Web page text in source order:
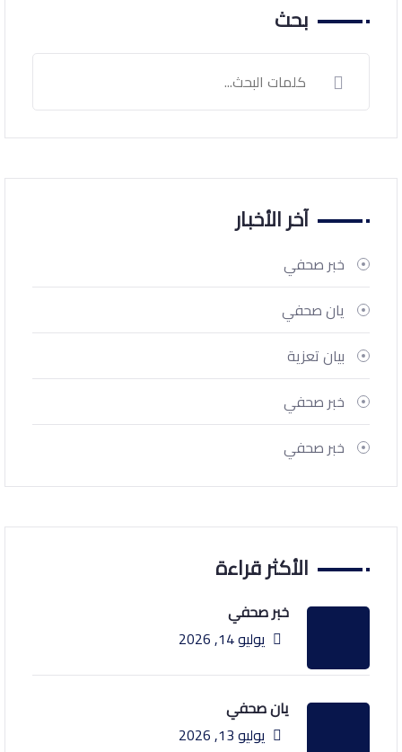
بحث
آخر الأخبار
خبر صحفي
يان صحفي
بيان تعزية
خبر صحفي
خبر صحفي
الأكثر قراءة
خبر صحفي
يوليو 14, 2026
يان صحفي
يوليو 13, 2026